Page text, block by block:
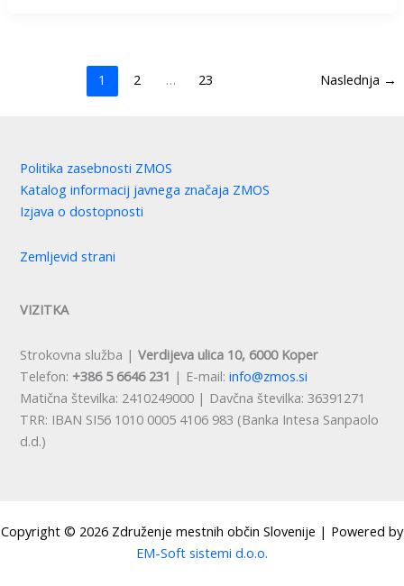
1 2 … 23 Naslednja →
Politika zasebnosti ZMOS
Katalog informacij javnega značaja ZMOS
Izjava o dostopnosti
Zemljevid strani
VIZITKA
Strokovna služba |Verdijeva ulica 10, 6000 Koper
Telefon: +386 5 6646 231 | E-mail:info@zmos.si
Matična številka: 2410249000 | Davčna številka: 36391271
TRR: IBAN SI56 1010 0005 4106 983 (Banka Intesa Sanpaolo
d.d.)
Copyright © 2026 Združenje mestnih občin Slovenije | Powered by
EM-Soft sistemi d.o.o.